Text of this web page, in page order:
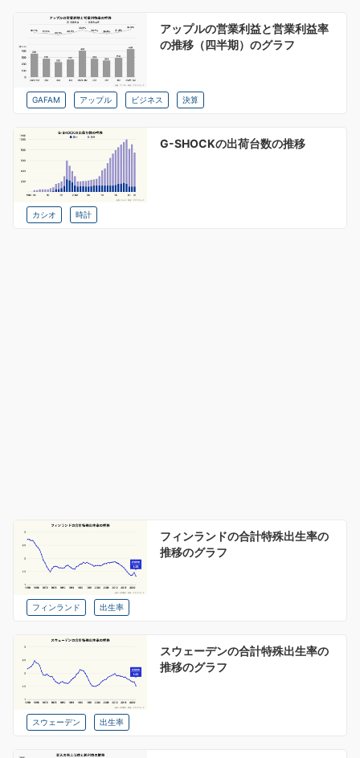
アップルの営業利益と営業利益率
の推移（四半期）のグラフ
GAFAM アップル ビジネス 決算
G-SHOCKの出荷台数の推移
カシオ 時計
フィンランドの合計特殊出生率の
推移のグラフ
フィンランド 出生率
スウェーデンの合計特殊出生率の
推移のグラフ
スウェーデン 出生率